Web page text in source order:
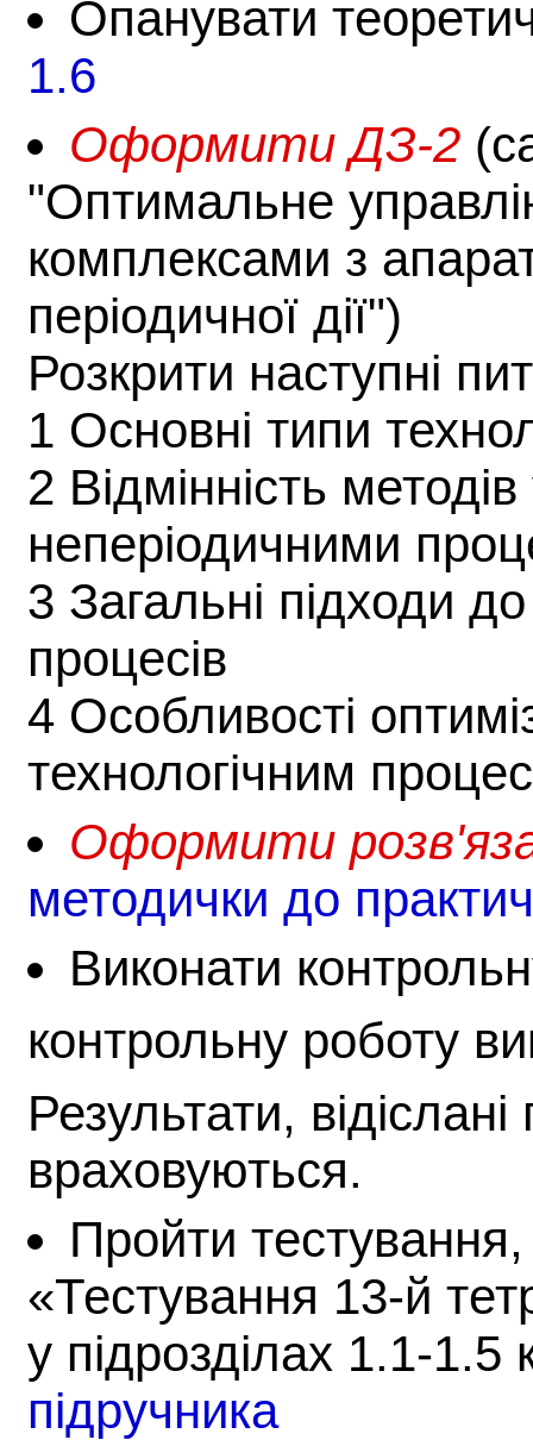
Опанувати
1.6
Оформити ДЗ-2
"Оптимальне
комплексами з
періодичної дії")
Розкрити наступні
1 Основні типи
2 Відмінність
неперіодичними
3 Загальні підходи до
процесів
4 Особливості
технологічним
Оформити
методички до
Виконати
контрольну роботу
Результати, відіслані
враховуються.
Пройти
«Тестування 13-й
у підрозділах 1.1-1.5
підручника